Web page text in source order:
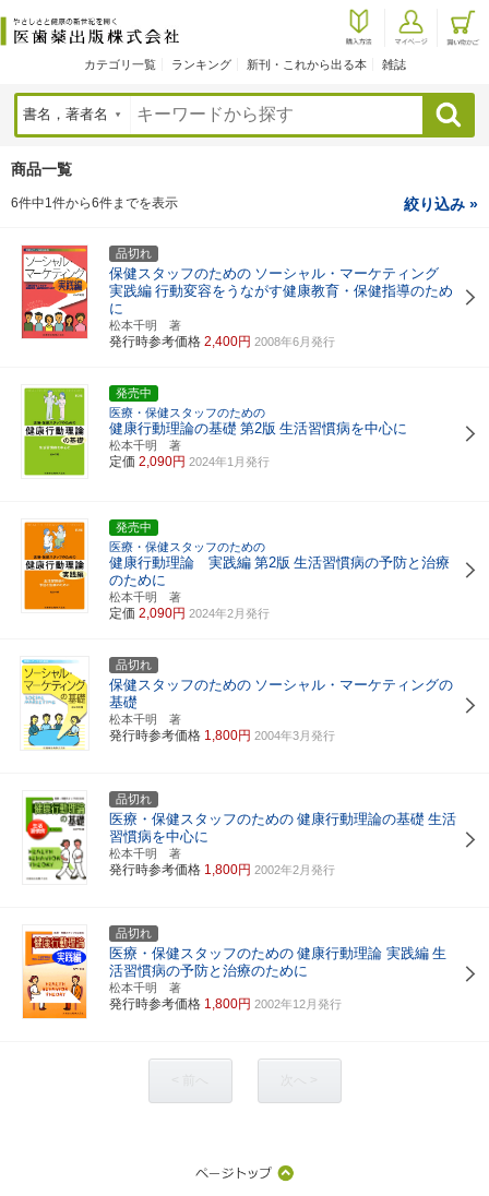
カテゴリ一覧 ランキング 新刊・これから出る本 雑誌
検索
商品一覧
6件中1件から6件までを表示 絞り込み »
品切れ
保健スタッフのための ソーシャル・マーケティング
実践編 行動変容をうながす健康教育・保健指導のため
に
松本千明 著
発行時参考価格 2,400円 2008年6月発行
発売中
医療・保健スタッフのための
健康行動理論の基礎 第2版 生活習慣病を中心に
松本千明 著
定価 2,090円 2024年1月発行
発売中
医療・保健スタッフのための
健康行動理論 実践編 第2版 生活習慣病の予防と治療
のために
松本千明 著
定価 2,090円 2024年2月発行
品切れ
保健スタッフのための ソーシャル・マーケティングの
基礎
松本千明 著
発行時参考価格 1,800円 2004年3月発行
品切れ
医療・保健スタッフのための 健康行動理論の基礎 生活
習慣病を中心に
松本千明 著
発行時参考価格 1,800円 2002年2月発行
品切れ
医療・保健スタッフのための 健康行動理論 実践編 生
活習慣病の予防と治療のために
松本千明 著
発行時参考価格 1,800円 2002年12月発行